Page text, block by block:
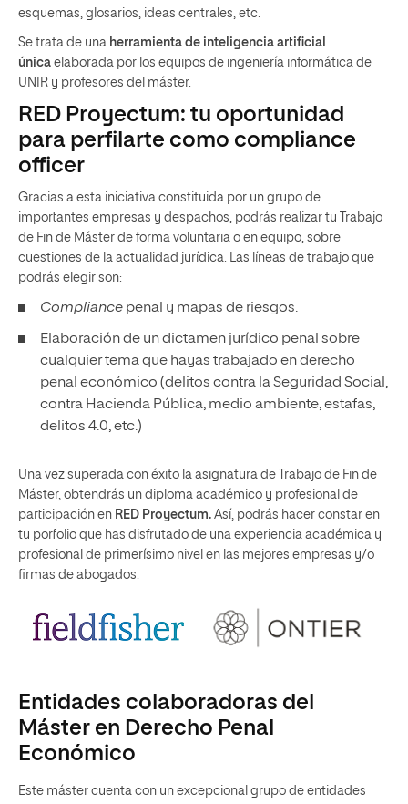
esquemas, glosarios, ideas centrales, etc.
Se trata de una herramienta de inteligencia artificial
única elaborada por los equipos de ingeniería informática de
UNIR y profesores del máster.
RED Proyectum: tu oportunidad
para perfilarte como compliance
officer
Gracias a esta iniciativa constituida por un grupo de
importantes empresas y despachos, podrás realizar tu Trabajo
de Fin de Máster de forma voluntaria o en equipo, sobre
cuestiones de la actualidad jurídica. Las líneas de trabajo que
podrás elegir son:
Compliance penal y mapas de riesgos.
Elaboración de un dictamen jurídico penal sobre
cualquier tema que hayas trabajado en derecho
penal económico (delitos contra la Seguridad Social,
contra Hacienda Pública, medio ambiente, estafas,
delitos 4.0, etc.)
Una vez superada con éxito la asignatura de Trabajo de Fin de
Máster, obtendrás un diploma académico y profesional de
participación en RED Proyectum. Así, podrás hacer constar en
tu porfolio que has disfrutado de una experiencia académica y
profesional de primerísimo nivel en las mejores empresas y/o
firmas de abogados.
Entidades colaboradoras del
Máster en Derecho Penal
Económico
Este máster cuenta con un excepcional grupo de entidades